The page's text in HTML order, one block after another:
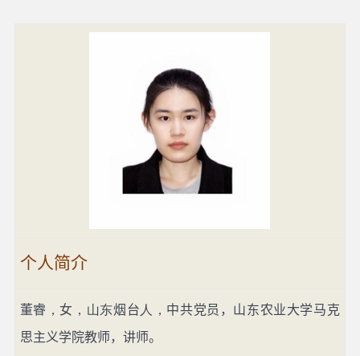
个人简介
董睿 ， 女 ，山东烟台 人， 中共党员，山东农业大学马克
思主义学院教师，讲师。